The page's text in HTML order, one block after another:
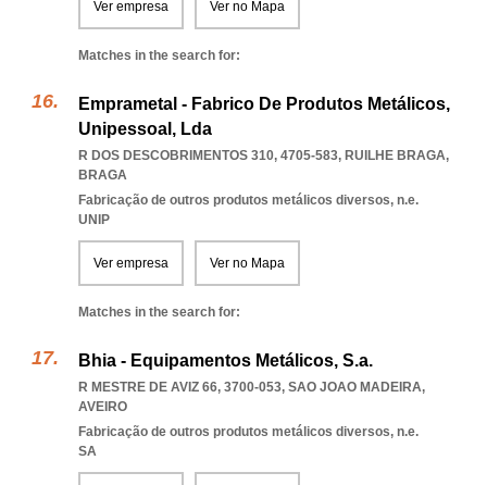
Ver empresa Ver no Mapa
Matches in the search for:
Emprametal - Fabrico De Produtos Metálicos,
Unipessoal, Lda
R DOS DESCOBRIMENTOS 310, 4705-583, RUILHE BRAGA,
BRAGA
Fabricação de outros produtos metálicos diversos, n.e.
UNIP
Ver empresa Ver no Mapa
Matches in the search for:
Bhia - Equipamentos Metálicos, S.a.
R MESTRE DE AVIZ 66, 3700-053, SAO JOAO MADEIRA,
AVEIRO
Fabricação de outros produtos metálicos diversos, n.e.
SA